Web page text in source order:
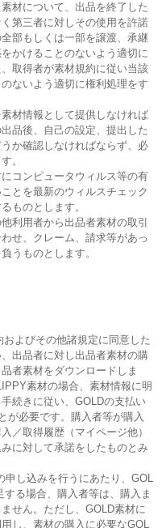
材について、出品を終了した
第三者に対しその使用を許諾
部もしくは一部を譲渡、承継
かけることのないよう適切に
取得者が素材規約に従い当該
ないよう適切に権利処理をす
材情報として提供しなければ
品後、自己の設定、提出した
か確認しなければならず、必
。
コンピュータウィルス等の有
とを最新のウィルスチェック
ものとします。
利用者から出品者素材の取引
せ、クレーム、請求等があっ
うものとします。
よびその他諸規定に同意した
出品者に対し出品者素材の購
者素材をダウンロードしま
素材の場合、素材情報に明
続きに従い、GOLDの支払い
が必要です。購入者等が購入
／取得履歴（マイページ他）
に対して承諾をしたものとみ
申し込みを行うにあたり、GOL
る場合、購入者等は、購入ま
せん。ただし、GOLD素材に
し、素材の購入に必要なGOL